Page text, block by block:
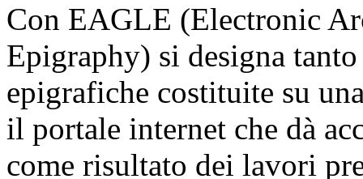
Con EAGLE (Electronic
Epigraphy) si designa
epigrafiche costituite su
il portale internet che dà
come risultato dei lavori